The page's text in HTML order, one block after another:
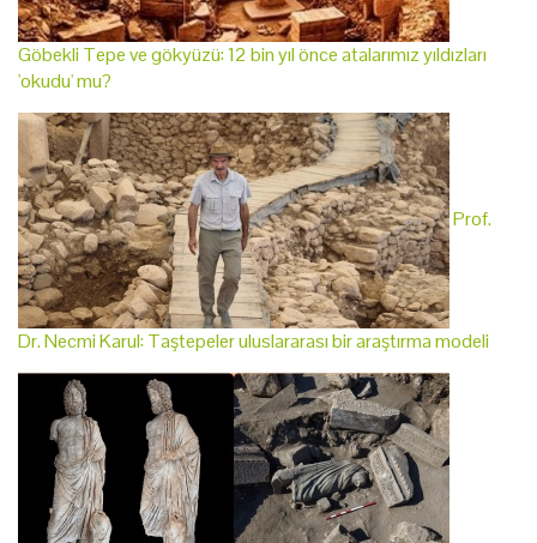
Göbekli Tepe ve gökyüzü: 12 bin yıl önce atalarımız yıldızları
'okudu' mu?
Prof.
Dr. Necmi Karul: Taştepeler uluslararası bir araştırma modeli